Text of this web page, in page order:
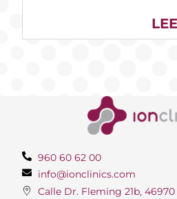
960 60 62 00
info@ionclinics.com
Calle Dr. Fleming 21b,